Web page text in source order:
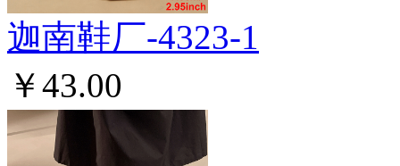
迦南鞋厂-4323-1
￥43.00